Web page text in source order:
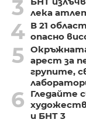
3
лека
4 В 21
опасно
5 арест за
групите,
6
Гледайте
и БНТ 3